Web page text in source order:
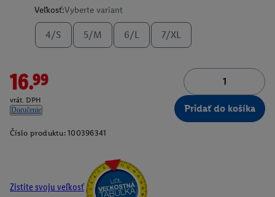
Veľkosť:Vyberte variant
4/S 5/M 6/L 7/XL
16.99
vrát. DPH
Doručenie
Pridať do košíka
Číslo produktu: 100396341
Zistite svoju veľkosť